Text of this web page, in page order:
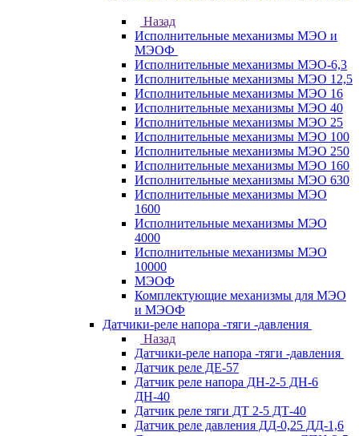
Назад
Исполнительные механизмы МЭО и
МЭОФ
Исполнительные механизмы МЭО-6,3
Исполнительные механизмы МЭО 12,5
Исполнительные механизмы МЭО 16
Исполнительные механизмы МЭО 40
Исполнительные механизмы МЭО 25
Исполнительные механизмы МЭО 100
Исполнительные механизмы МЭО 250
Исполнительные механизмы МЭО 160
Исполнительные механизмы МЭО 630
Исполнительные механизмы МЭО
1600
Исполнительные механизмы МЭО
4000
Исполнительные механизмы МЭО
10000
МЭОФ
Комплектующие механизмы для МЭО
и МЭОФ
Датчики-реле напора -тяги -давления
Назад
Датчики-реле напора -тяги -давления
Датчик реле ДЕ-57
Датчик реле напора ДН-2-5 ДН-6
ДН-40
Датчик реле тяги ДТ 2-5 ДТ-40
Датчик реле давления ДД-0,25 ДД-1,6